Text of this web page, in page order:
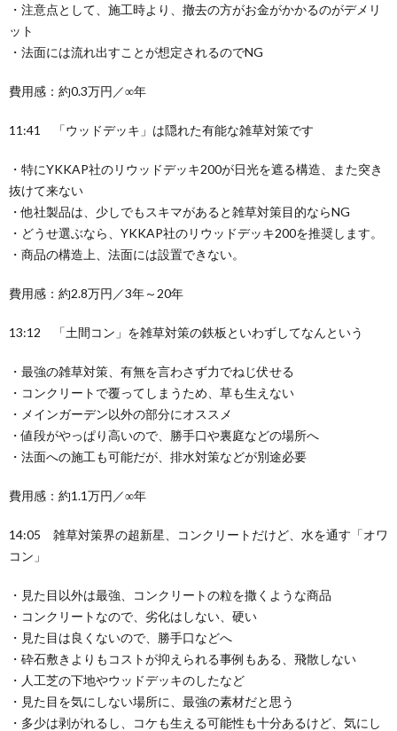
・注意点として、施工時より、撤去の方がお金がかかるのがデメリ
ット
・法面には流れ出すことが想定されるのでNG
費用感：約0.3万円／∞年
11:41 「ウッドデッキ」は隠れた有能な雑草対策です
・特にYKKAP社のリウッドデッキ200が日光を遮る構造、また突き
抜けて来ない
・他社製品は、少しでもスキマがあると雑草対策目的ならNG
・どうせ選ぶなら、YKKAP社のリウッドデッキ200を推奨します。
・商品の構造上、法面には設置できない。
費用感：約2.8万円／3年～20年
13:12 「土間コン」を雑草対策の鉄板といわずしてなんという
・最強の雑草対策、有無を言わさず力でねじ伏せる
・コンクリートで覆ってしまうため、草も生えない
・メインガーデン以外の部分にオススメ
・値段がやっぱり高いので、勝手口や裏庭などの場所へ
・法面への施工も可能だが、排水対策などが別途必要
費用感：約1.1万円／∞年
14:05 雑草対策界の超新星、コンクリートだけど、水を通す「オワ
コン」
・見た目以外は最強、コンクリートの粒を撒くような商品
・コンクリートなので、劣化はしない、硬い
・見た目は良くないので、勝手口などへ
・砕石敷きよりもコストが抑えられる事例もある、飛散しない
・人工芝の下地やウッドデッキのしたなど
・見た目を気にしない場所に、最強の素材だと思う
・多少は剥がれるし、コケも生える可能性も十分あるけど、気にし